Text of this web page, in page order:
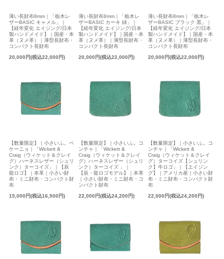
薄い長財布8mm｜「栃木レ
ザーBASIC キャメル」｜
【経年変化 エイジング/日本
製ハンドメイド】｜国産・本
革（ヌメ革）｜薄型長財布・
コンパクト長財布
20,000円(税込22,000円)
薄い長財布8mm｜「栃木レ
ザーBASIC カーキ 緑」｜
【経年変化 エイジング/日本
製ハンドメイド】｜国産・本
革（ヌメ革）｜薄型長財布・
コンパクト長財布
20,000円(税込22,000円)
薄い長財布8mm｜「栃木レ
ザーBASIC ブラック 黒」｜
【経年変化 エイジング/日本
製ハンドメイド】｜国産・本
革（ヌメ革）｜薄型長財布・
コンパクト長財布
20,000円(税込22,000円)
【数量限定】｜小さいふ。ペ
ケーニョ｜「Wickett &
Craig（ウィケット＆クレイ
グ）ハーネスレザー（シュリ
ンク）ターコイズ」｜【辰
龍ロゴ】｜本革｜小さい財
布・ミニ財布・コンパクト財
布
15,000円(税込16,500円)
【数量限定】｜小さいふ。コ
ンチャ｜「Wickett &
Craig（ウィケット＆クレイ
グ）ハーネスレザー（シュリ
ンク）ターコイズ 」｜
【辰・龍ロゴモデル】｜本革
｜小さい財布・ミニ財布・コ
ンパクト財布
22,000円(税込24,200円)
【数量限定】｜小さいふ。コ
ンチャ｜「Wickett &
Craig（ウィケット＆クレイ
グ）ターコイズ【シュリン
ク】牛ロゴ」｜【エイジン
グ】｜アメリカ産｜小さい財
布・ミニ財布・コンパクト財
布
22,000円(税込24,200円)